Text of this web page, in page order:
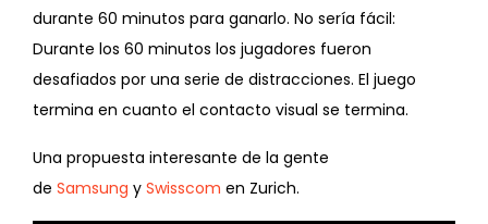
durante 60 minutos para ganarlo. No sería fácil:
Durante los 60 minutos los jugadores fueron
desafiados por una serie de distracciones. El juego
termina en cuanto el contacto visual se termina.
Una propuesta interesante de la gente
de Samsung y Swisscom en Zurich.